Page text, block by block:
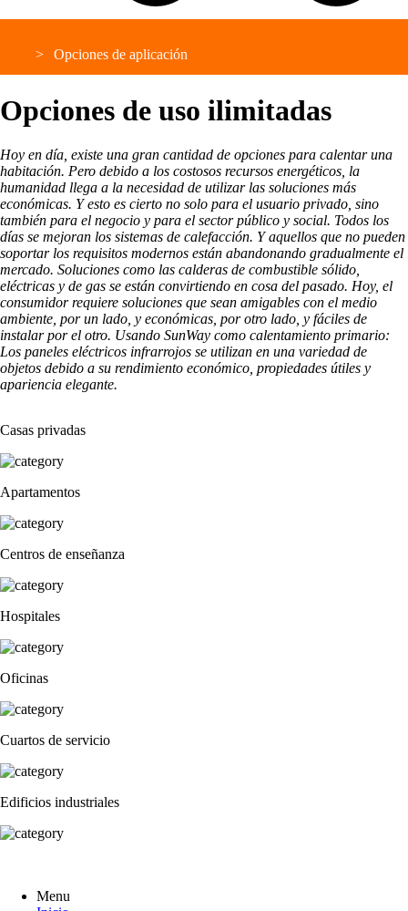
Opciones de aplicación
Opciones de uso ilimitadas
Hoy en día, existe una gran cantidad de opciones para calentar una
habitación. Pero debido a los costosos recursos energéticos, la
humanidad llega a la necesidad de utilizar las soluciones más
económicas. Y esto es cierto no solo para el usuario privado, sino
también para el negocio y para el sector público y social. Todos los
días se mejoran los sistemas de calefacción. Y aquellos que no pueden
soportar los requisitos modernos están abandonando gradualmente el
mercado. Soluciones como las calderas de combustible sólido,
eléctricas y de gas se están convirtiendo en cosa del pasado. Hoy, el
consumidor requiere soluciones que sean amigables con el medio
ambiente, por un lado, y económicas, por otro lado, y fáciles de
instalar por el otro. Usando SunWay como calentamiento primario:
Los paneles eléctricos infrarrojos se utilizan en una variedad de
objetos debido a su rendimiento económico, propiedades útiles y
apariencia elegante.
Casas privadas
Apartamentos
Centros de enseñanza
Hospitales
Oficinas
Cuartos de servicio
Edificios industriales
Menu